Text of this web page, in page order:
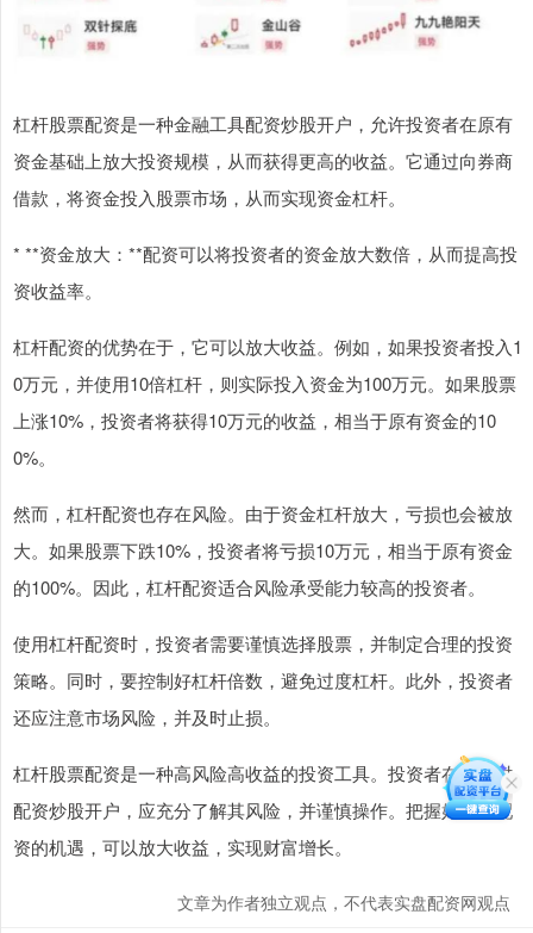
杠杆股票配资是一种金融工具配资炒股开户，允许投资者在原有
资金基础上放大投资规模，从而获得更高的收益。它通过向券商
借款，将资金投入股票市场，从而实现资金杠杆。
* **资金放大：**配资可以将投资者的资金放大数倍，从而提高投
资收益率。
杠杆配资的优势在于，它可以放大收益。例如，如果投资者投入1
0万元，并使用10倍杠杆，则实际投入资金为100万元。如果股票
上涨10%，投资者将获得10万元的收益，相当于原有资金的10
0%。
然而，杠杆配资也存在风险。由于资金杠杆放大，亏损也会被放
大。如果股票下跌10%，投资者将亏损10万元，相当于原有资金
的100%。因此，杠杆配资适合风险承受能力较高的投资者。
使用杠杆配资时，投资者需要谨慎选择股票，并制定合理的投资
策略。同时，要控制好杠杆倍数，避免过度杠杆。此外，投资者
还应注意市场风险，并及时止损。
杠杆股票配资是一种高风险高收益的投资工具。投资者在使用时
配资炒股开户，应充分了解其风险，并谨慎操作。把握好杠杆配
资的机遇，可以放大收益，实现财富增长。
文章为作者独立观点，不代表实盘配资网观点